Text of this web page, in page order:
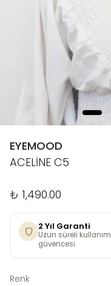
EYEMOOD
ACELİNE C5
₺ 1,490.00
2 Yıl Garanti
Uzun süreli kullanım
güvencesi
Renk